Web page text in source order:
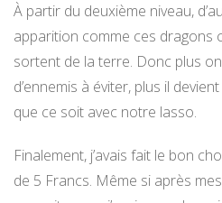
À partir du deuxième niveau,
apparition comme ces dragons
sortent de la terre. Donc plus
d’ennemis à éviter, plus il
que ce soit avec notre lasso.
Finalement, j’avais fait le bon
de 5 Francs. Même si après